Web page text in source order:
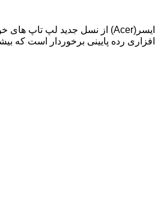
ایسر((Acer از نسل جدید لپ تاپ های
افزاری رده پایینی برخوردار است که